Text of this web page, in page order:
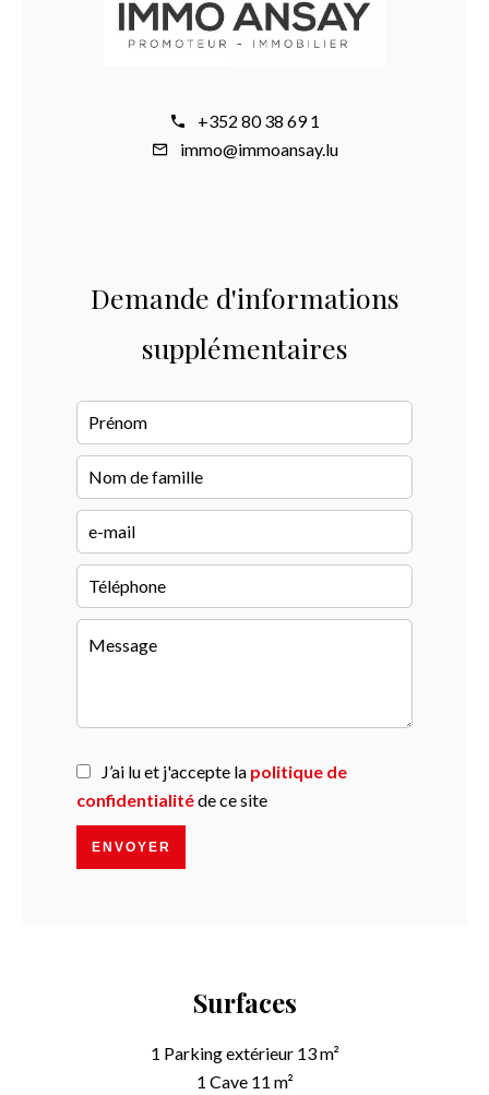
+352 80 38 69 1
immo@immoansay.lu
Demande d'informations
supplémentaires
J’ai lu et j'accepte la politique de
confidentialitéde ce site
ENVOYER
Surfaces
1 Parking extérieur 13 m²
1 Cave 11 m²